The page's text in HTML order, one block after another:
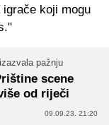
koji mogu
pažnju
scene
od riječi
09.09.23. 21:20